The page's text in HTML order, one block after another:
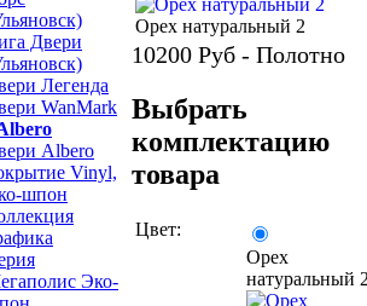
Двери
Легенда
WanMark
Albero
Vinyl,
шпон
Эко-
Орех натуральный 2
10200 Руб - Полотно
Выбрать
комплектацию
товара
Цвет:
Орех
натуральный